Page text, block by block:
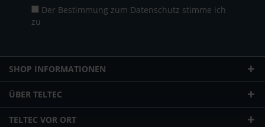
Der Bestimmung zum Datenschutz stimme ich
zu
SHOP INFORMATIONEN
ÜBER TELTEC
TELTEC VOR ORT